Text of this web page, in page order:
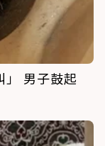
」 男子鼓起